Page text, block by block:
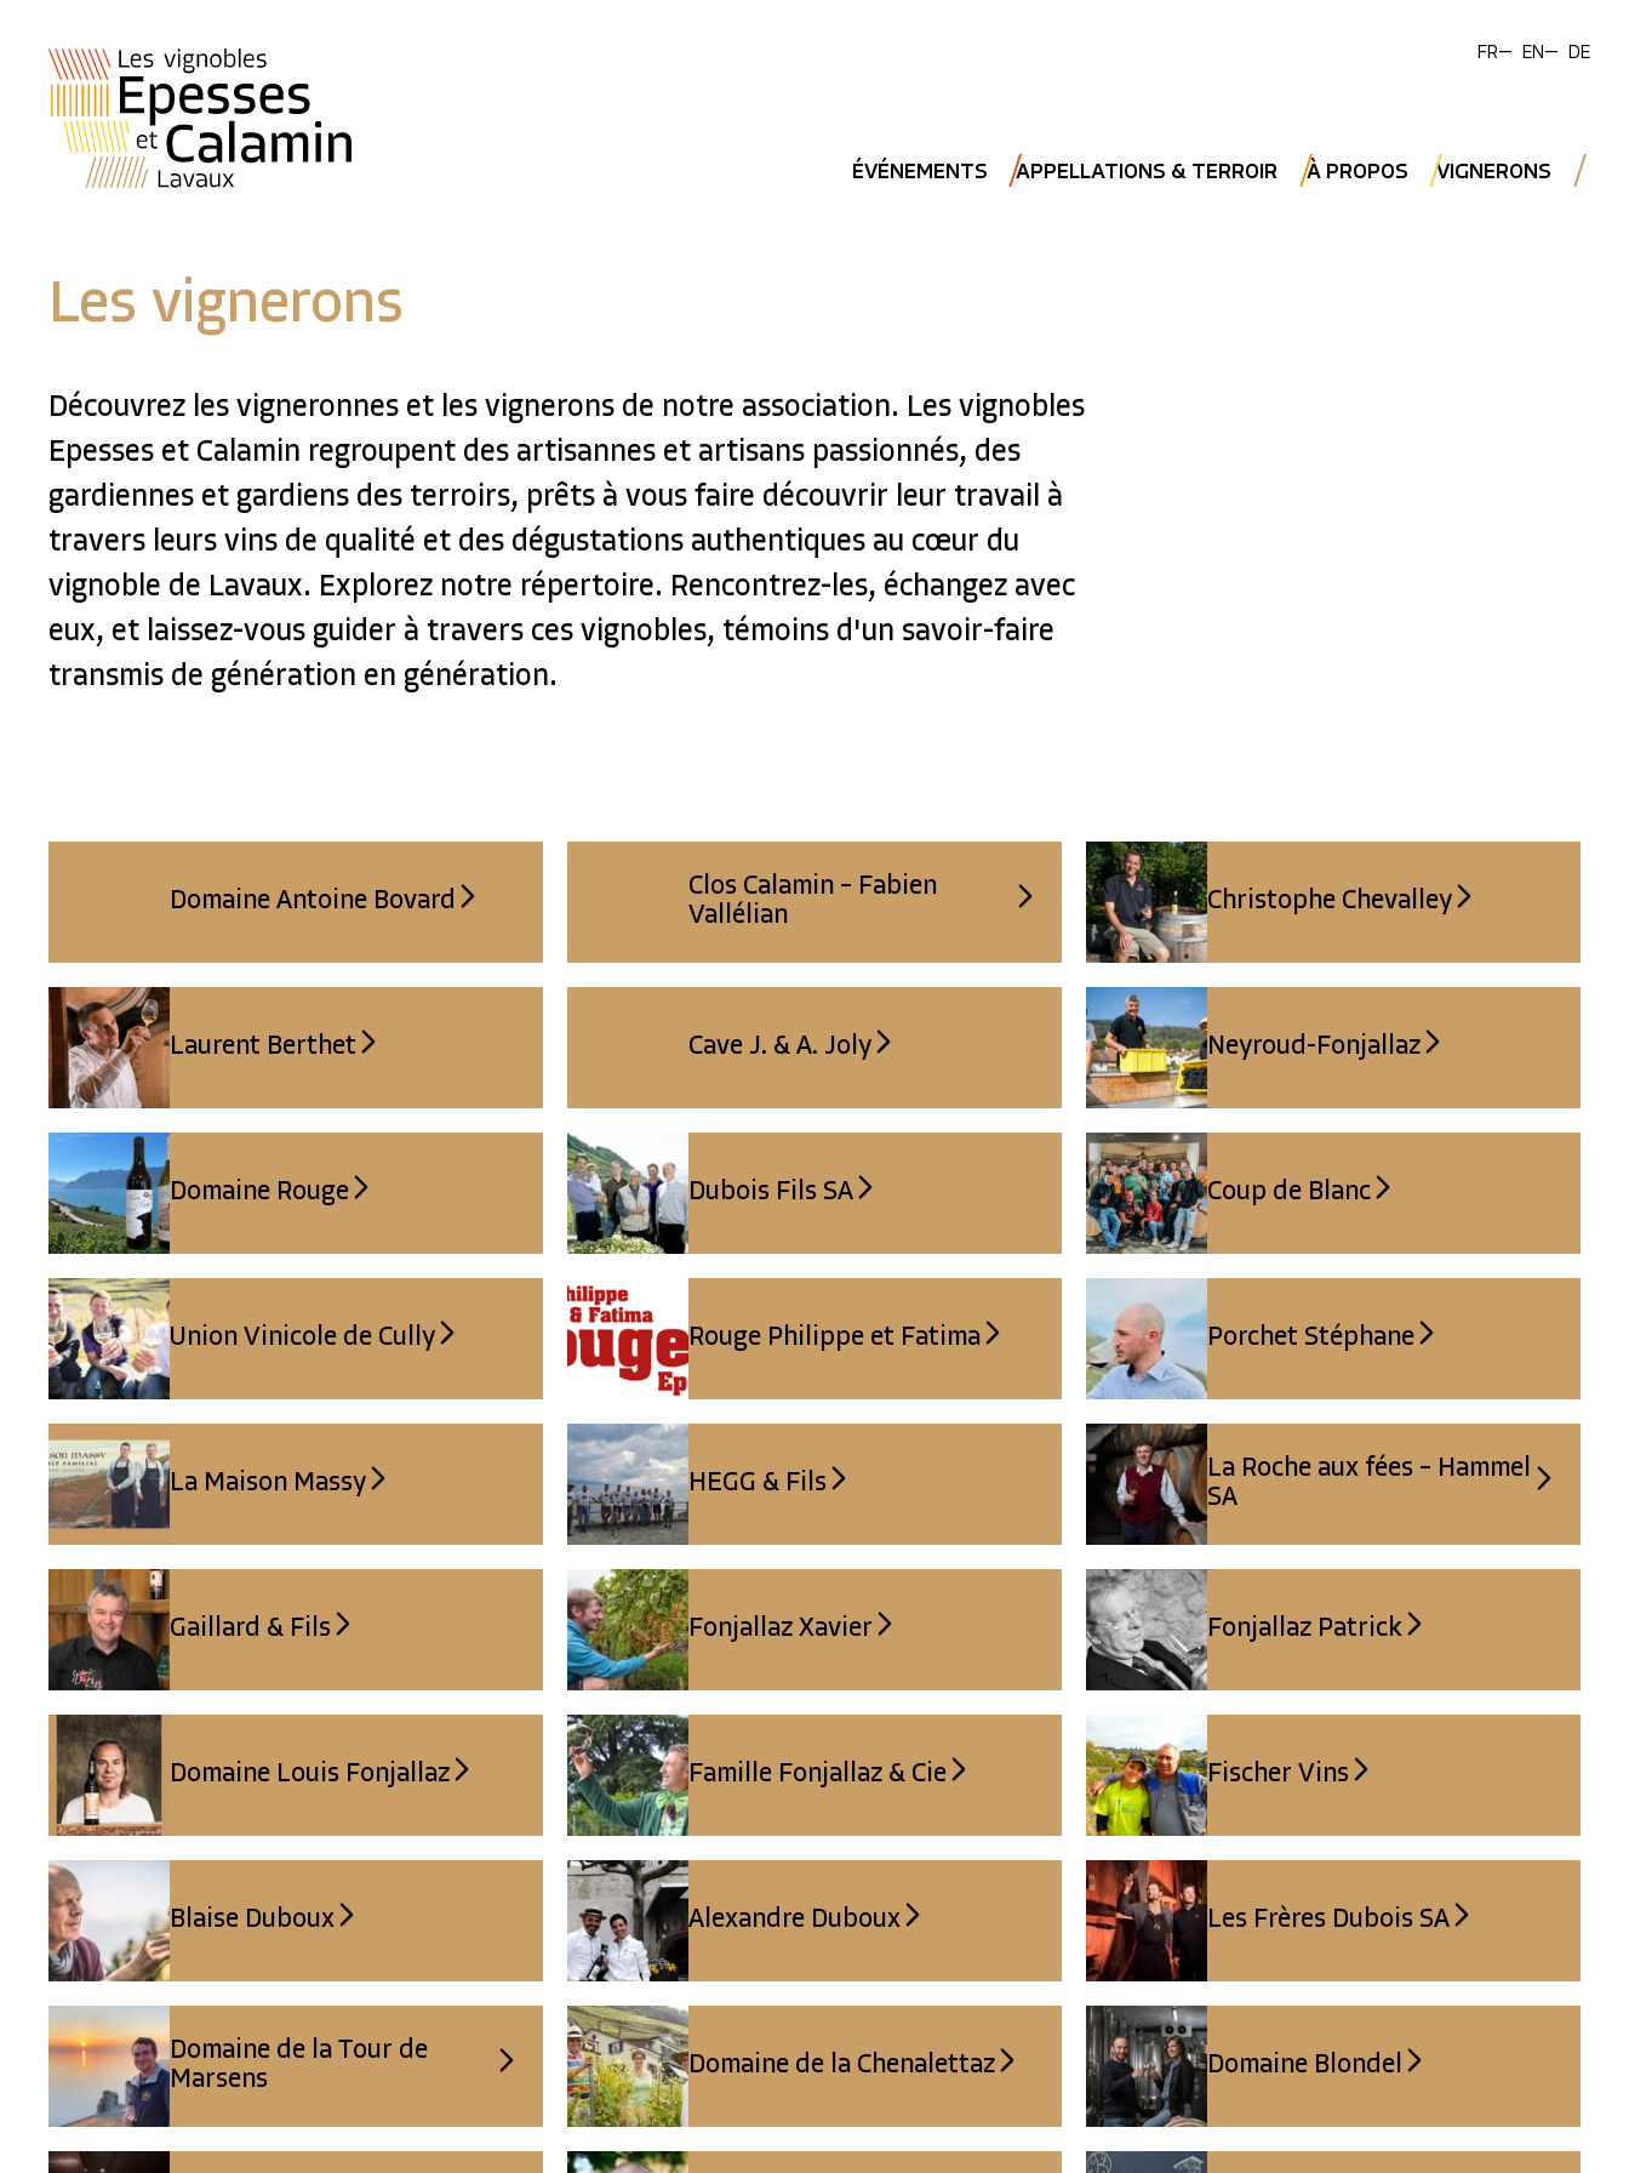
ÉVÉNEMENTS APPELLATIONS & TERROIR À PROPOS VIGNERONS
FR EN DE
Les vignerons
Découvrez les vigneronnes et les vignerons de notre association. Les vignobles
Epesses et Calamin regroupent des artisannes et artisans passionnés, des
gardiennes et gardiens des terroirs, prêts à vous faire découvrir leur travail à
travers leurs vins de qualité et des dégustations authentiques au cœur du
vignoble de Lavaux. Explorez notre répertoire. Rencontrez-les, échangez avec
eux, et laissez-vous guider à travers ces vignobles, témoins d'un savoir-faire
transmis de génération en génération.
Domaine Antoine Bovard
Clos Calamin – Fabien
Vallélian
Christophe Chevalley
Laurent Berthet Cave J. & A. Joly Neyroud-Fonjallaz
Domaine Rouge Dubois Fils SA Coup de Blanc
Union Vinicole de Cully Rouge Philippe et Fatima Porchet Stéphane
La Maison Massy HEGG & Fils
La Roche aux fées – Hammel
SA
Gaillard & Fils Fonjallaz Xavier Fonjallaz Patrick
Domaine Louis Fonjallaz Famille Fonjallaz & Cie Fischer Vins
Blaise Duboux Alexandre Duboux Les Frères Dubois SA
Domaine de la Tour de
Marsens
Domaine de la Chenalettaz Domaine Blondel